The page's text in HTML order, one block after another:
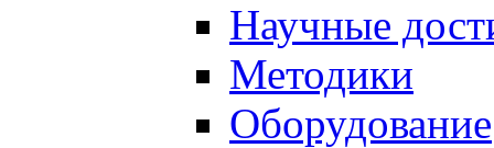
Научные
Методики
Оборудование